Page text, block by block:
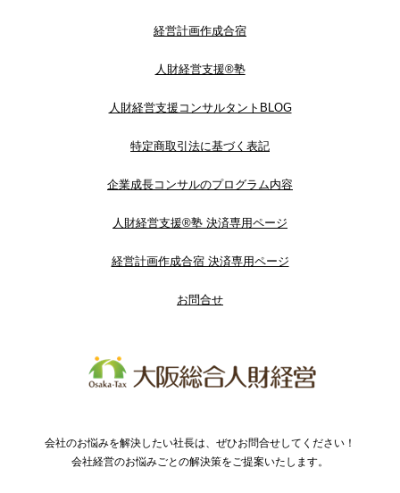
経営計画作成合宿
人財経営支援®︎塾
人財経営支援コンサルタントBLOG
特定商取引法に基づく表記
企業成長コンサルのプログラム内容
人財経営支援®︎塾 決済専用ページ
経営計画作成合宿 決済専用ページ
お問合せ
会社のお悩みを解決したい社長は、ぜひお問合せしてください！
会社経営のお悩みごとの解決策をご提案いたします。